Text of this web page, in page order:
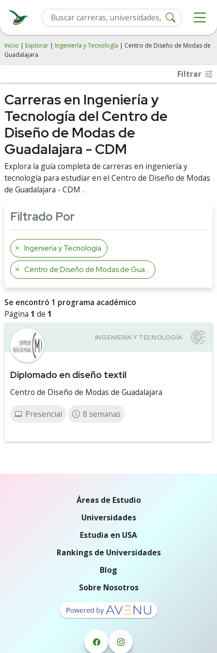
Inicio | Explorar | Ingeniería y Tecnología | Centro de Diseño de Modas de
Guadalajara
Filtrar
Carreras en Ingeniería y
Tecnología del Centro de
Diseño de Modas de
Guadalajara - CDM
Explora la guía completa de carreras en ingeniería y
tecnología para estudiar en el Centro de Diseño de Modas
de Guadalajara - CDM .
Filtrado Por
Ingeniería y Tecnología
Centro de Diseño de Modas de Guadalajara
Se encontró 1 programa académico
Página 1 de 1
Diplomado en diseño textil
Centro de Diseño de Modas de Guadalajara
Presencial 8 semanas
Áreas de Estudio
Universidades
Estudia en USA
Rankings de Universidades
Blog
Sobre Nosotros